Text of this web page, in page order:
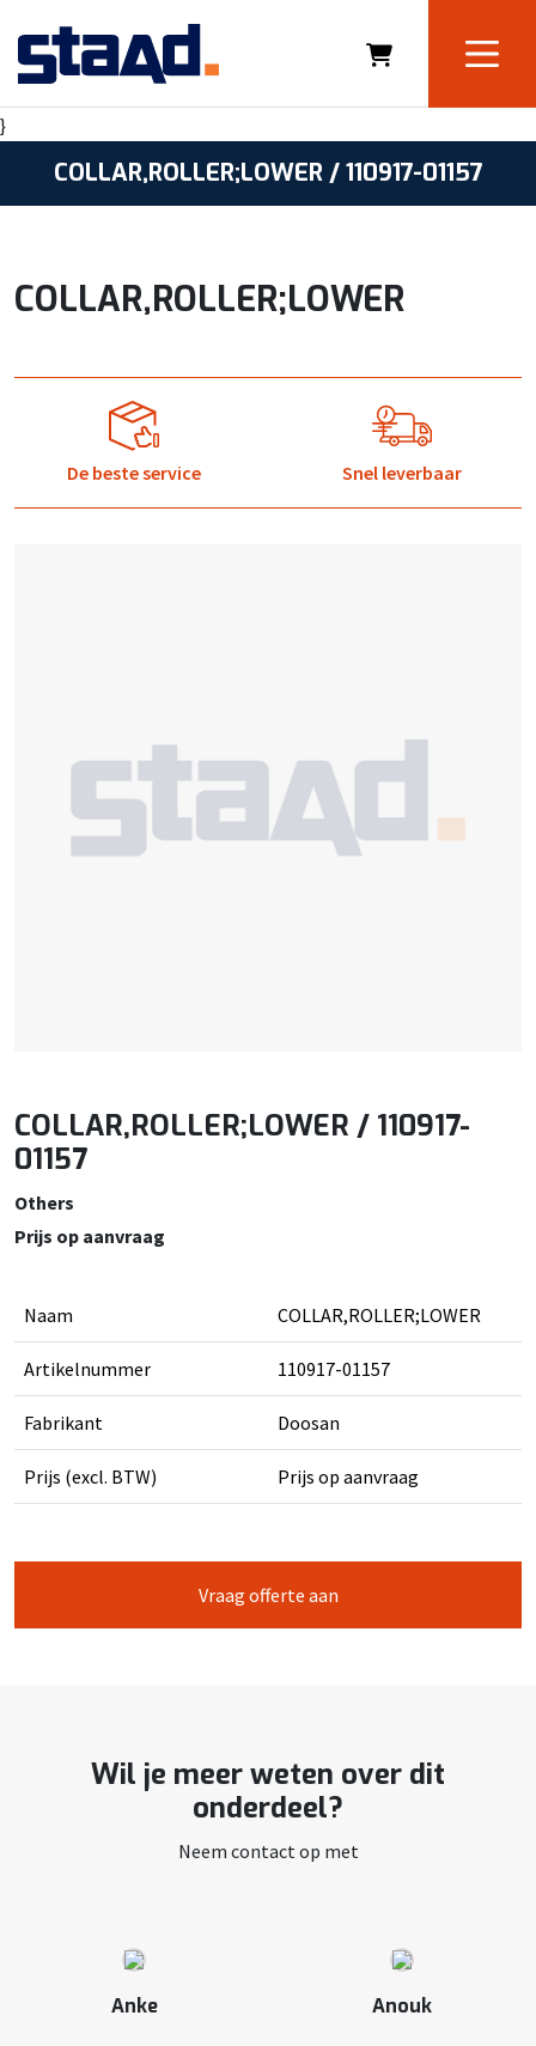
}
COLLAR,ROLLER;LOWER / 110917-01157
COLLAR,ROLLER;LOWER
De beste service Snel leverbaar
COLLAR,ROLLER;LOWER / 110917-
01157
Others
Prijs op aanvraag
Naam COLLAR,ROLLER;LOWER
Artikelnummer 110917-01157
Fabrikant Doosan
Prijs (excl. BTW) Prijs op aanvraag
Vraag offerte aan
Wil je meer weten over dit
onderdeel?
Neem contact op met
Anke Anouk